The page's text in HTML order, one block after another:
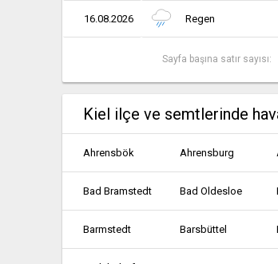
16.08.2026 Regen
Sayfa başına satır sayısı:
Kiel ilçe ve semtlerinde
Ahrensbök Ahrensburg
Bad Bramstedt Bad Oldesloe
Barmstedt Barsbüttel